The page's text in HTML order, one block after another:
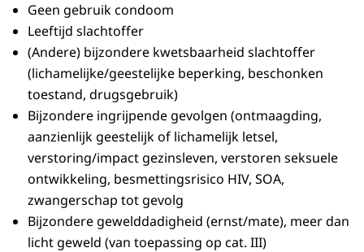
Geen gebruik condoom
Leeftijd slachtoffer
(Andere) bijzondere kwetsbaarheid slachtoffer
(lichamelijke/geestelijke beperking, beschonken
toestand, drugsgebruik)
Bijzondere ingrijpende gevolgen (ontmaagding,
aanzienlijk geestelijk of lichamelijk letsel,
verstoring/impact gezinsleven, verstoren seksuele
ontwikkeling, besmettingsrisico HIV, SOA,
zwangerschap tot gevolg
Bijzondere gewelddadigheid (ernst/mate), meer dan
licht geweld (van toepassing op cat. III)